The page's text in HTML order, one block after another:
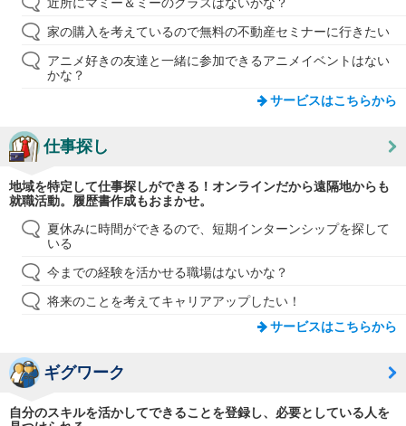
近所にマミー＆ミーのクラスはないかな？
家の購入を考えているので無料の不動産セミナーに行きたい
アニメ好きの友達と一緒に参加できるアニメイベントはない
かな？
サービスはこちらから
仕事探し
地域を特定して仕事探しができる！オンラインだから遠隔地からも
就職活動。履歴書作成もおまかせ。
夏休みに時間ができるので、短期インターンシップを探して
いる
今までの経験を活かせる職場はないかな？
将来のことを考えてキャリアアップしたい！
サービスはこちらから
ギグワーク
自分のスキルを活かしてできることを登録し、必要としている人を